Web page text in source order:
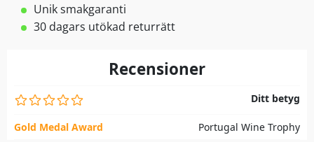
Unik smakgaranti
30 dagars utökad returrätt
Recensioner
Ditt betyg
Gold Medal Award Portugal Wine Trophy